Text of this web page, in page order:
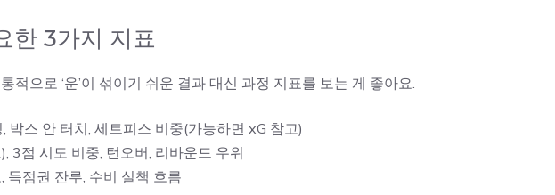
한 3가지 지표
적으로 ‘운’이 섞이기 쉬운 결과 대신 과정 지표를 보는 게 좋아요.
박스 안 터치, 세트피스 비중(가능하면 xG 참고)
3점 시도 비중, 턴오버, 리바운드 우위
득점권 잔루, 수비 실책 흐름